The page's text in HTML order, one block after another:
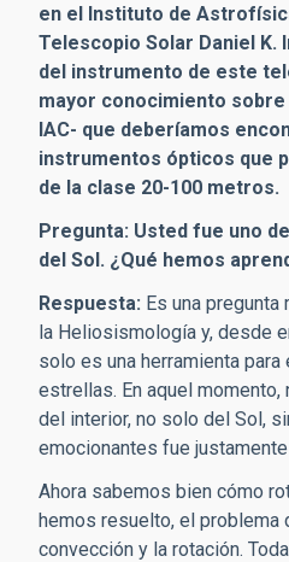
en el Instituto de
Telescopio Solar Daniel K.
del instrumento de este
mayor conocimiento sobre
IAC- que deberíamos
instrumentos ópticos que
de la clase 20-100 metros.
Pregunta: Usted fue uno
del Sol. ¿Qué hemos
Respuesta: Es una
la Heliosismología y, desde
solo es una herramienta
estrellas. En aquel
del interior, no solo del Sol,
emocionantes fue
Ahora sabemos bien cómo
hemos resuelto, el problema
convección y la rotación.